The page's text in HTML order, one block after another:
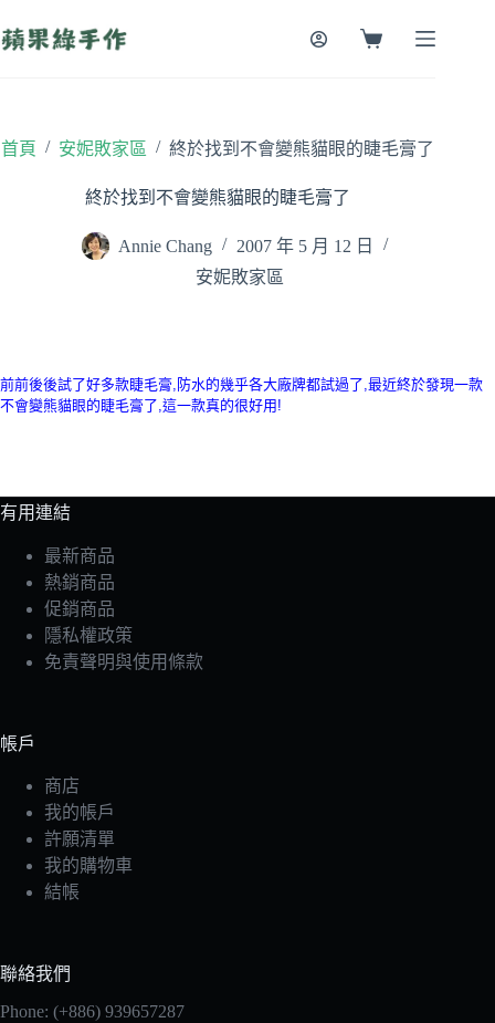
至
容
購
首頁 / 安妮敗家區 / 終於找到不會變熊貓眼的睫毛膏了
終於找到不會變熊貓眼的睫毛膏了
Annie Chang
2007 年 5 月 12 日
安妮敗家區
前前後後試了好多款睫毛膏,防水的幾乎各大廠牌都試過了,最近終於發現一款
不會變熊貓眼的睫毛膏了,這一款真的很好用!
有用連結
最新商品
熱銷商品
促銷商品
隱私權政策
免責聲明與使用條款
帳戶
商店
我的帳戶
許願清單
我的購物車
結帳
聯絡我們
Phone: (+886) 939657287